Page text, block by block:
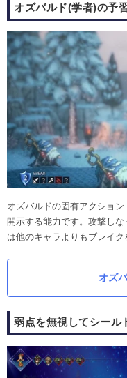
オズバルド(学者)の予
オズバルドの固有アクショ
開示する能力です。攻撃し
は他のキャラよりもブレイク
オズ
弱点を無視してシール